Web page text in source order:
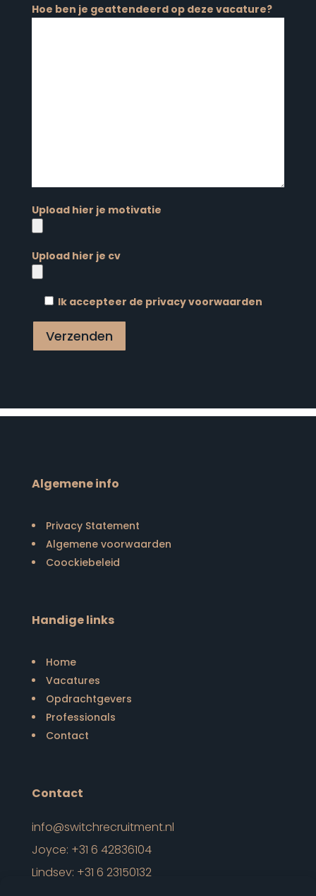
Hoe ben je geattendeerd op deze vacature?
Upload hier je motivatie
Upload hier je cv
Ik accepteer de privacy voorwaarden
Verzenden
Algemene info
Privacy Statement
Algemene voorwaarden
Coockiebeleid
Handige links
Home
Vacatures
Opdrachtgevers
Professionals
Contact
Contact
info@switchrecruitment.nl
Joyce: +31 6 42836104
Lindsey: +31 6 23150132